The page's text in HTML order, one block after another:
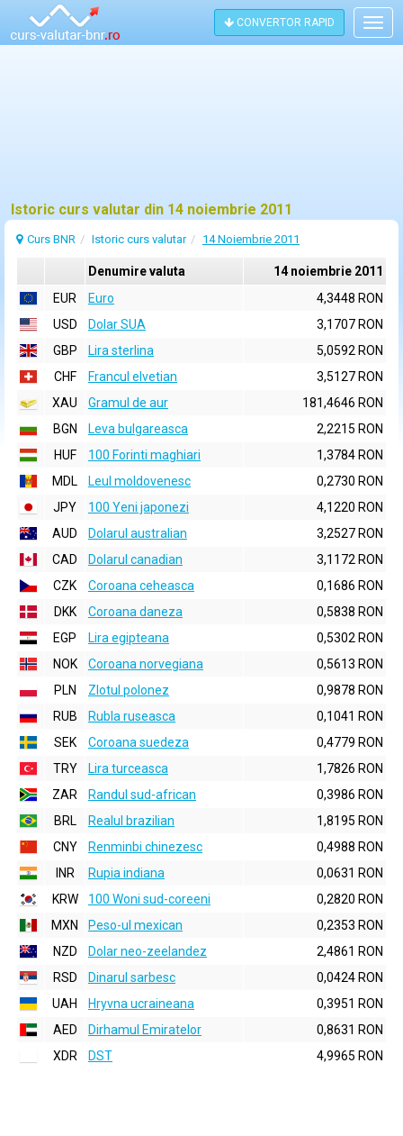
CONVERTOR RAPID
Istoric curs valutar din 14 noiembrie 2011
Curs BNR Istoric curs valutar 14 Noiembrie 2011
Denumire valuta
14 noiembrie 2011
EUR
Euro
4,3448 RON
USD
Dolar SUA
3,1707 RON
GBP
Lira sterlina
5,0592 RON
CHF
Francul elvetian
3,5127 RON
XAU
Gramul de aur
181,4646 RON
BGN
Leva bulgareasca
2,2215 RON
HUF
100 Forinti maghiari
1,3784 RON
MDL
Leul moldovenesc
0,2730 RON
JPY
100 Yeni japonezi
4,1220 RON
AUD
Dolarul australian
3,2527 RON
CAD
Dolarul canadian
3,1172 RON
CZK
Coroana ceheasca
0,1686 RON
DKK
Coroana daneza
0,5838 RON
EGP
Lira egipteana
0,5302 RON
NOK
Coroana norvegiana
0,5613 RON
PLN
Zlotul polonez
0,9878 RON
RUB
Rubla ruseasca
0,1041 RON
SEK
Coroana suedeza
0,4779 RON
TRY
Lira turceasca
1,7826 RON
ZAR
Randul sud-african
0,3986 RON
BRL
Realul brazilian
1,8195 RON
CNY
Renminbi chinezesc
0,4988 RON
INR
Rupia indiana
0,0631 RON
KRW
100 Woni sud-coreeni
0,2820 RON
MXN
Peso-ul mexican
0,2353 RON
NZD
Dolar neo-zeelandez
2,4861 RON
RSD
Dinarul sarbesc
0,0424 RON
UAH
Hryvna ucraineana
0,3951 RON
AED
Dirhamul Emiratelor
0,8631 RON
XDR
DST 4,9965 RON